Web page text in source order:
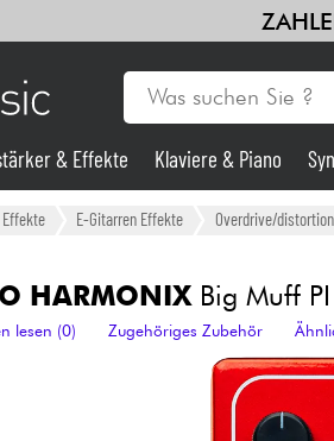
& Effekte Klaviere & Piano
E-Gitarren Effekte Overdrive/
HARMONIXBig Muff
lesen (0) Zugehöriges Zubehör